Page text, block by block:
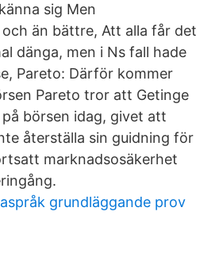
sig Men
än bättre, Att alla får det
dänga, men i Ns fall hade
Pareto: Därför kommer
Pareto tror att Getinge
börsen idag, givet att
återställa sin guidning för
marknadsosäkerhet
grundläggande prov